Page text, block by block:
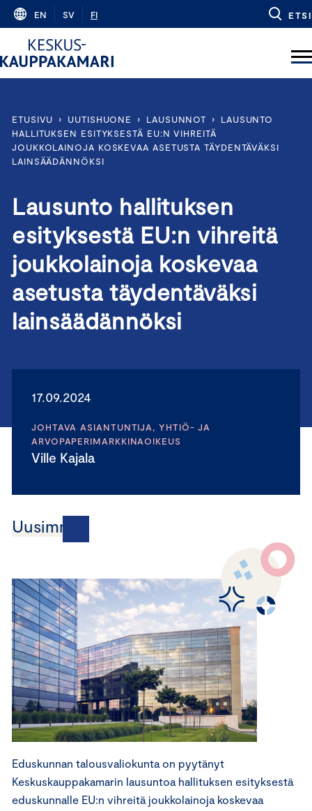
Skip
content
EN SV FI ETSI
ETUSIVU › UUTISHUONE › LAUSUNNOT ›
LAUSUNTO
HALLITUKSEN ESITYKSESTÄ EU:N VIHREITÄ
JOUKKOLAINOJA KOSKEVAA ASETUSTA TÄYDENTÄVÄKSI
LAINSÄÄDÄNNÖKSI
Lausunto hallituksen
esityksestä EU:n vihreitä
joukkolainoja koskevaa
asetusta täydentäväksi
lainsäädännöksi
17.09.2024
JOHTAVA ASIANTUNTIJA, YHTIÖ- JA
ARVOPAPERIMARKKINAOIKEUS
Ville Kajala
Uusimmat
Eduskunnan talousvaliokunta on pyytänyt
Keskuskauppakamarin lausuntoa hallituksen esityksestä
eduskunnalle EU:n vihreitä joukkolainoja koskevaa